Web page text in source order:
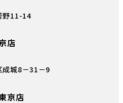
野11-14
店
成城8－31－9
京店